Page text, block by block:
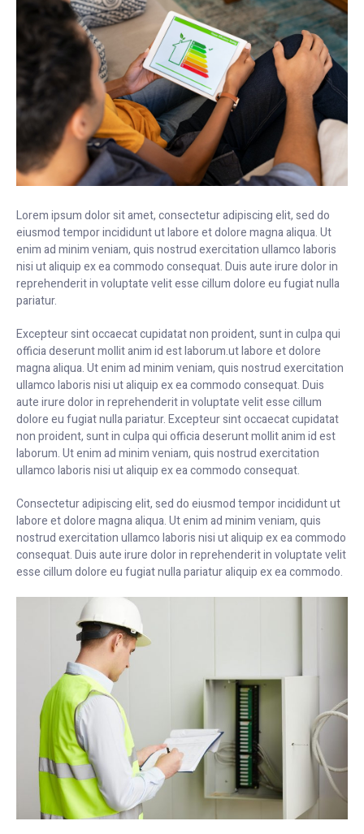
Lorem ipsum dolor sit amet, consectetur adipiscing elit, sed do
eiusmod tempor incididunt ut labore et dolore magna aliqua. Ut
enim ad minim veniam, quis nostrud exercitation ullamco laboris
nisi ut aliquip ex ea commodo consequat. Duis aute irure dolor in
reprehenderit in voluptate velit esse cillum dolore eu fugiat nulla
pariatur.
Excepteur sint occaecat cupidatat non proident, sunt in culpa qui
officia deserunt mollit anim id est laborum.ut labore et dolore
magna aliqua. Ut enim ad minim veniam, quis nostrud exercitation
ullamco laboris nisi ut aliquip ex ea commodo consequat. Duis
aute irure dolor in reprehenderit in voluptate velit esse cillum
dolore eu fugiat nulla pariatur. Excepteur sint occaecat cupidatat
non proident, sunt in culpa qui officia deserunt mollit anim id est
laborum. Ut enim ad minim veniam, quis nostrud exercitation
ullamco laboris nisi ut aliquip ex ea commodo consequat.
Consectetur adipiscing elit, sed do eiusmod tempor incididunt ut
labore et dolore magna aliqua. Ut enim ad minim veniam, quis
nostrud exercitation ullamco laboris nisi ut aliquip ex ea commodo
consequat. Duis aute irure dolor in reprehenderit in voluptate velit
esse cillum dolore eu fugiat nulla pariatur aliquip ex ea commodo.